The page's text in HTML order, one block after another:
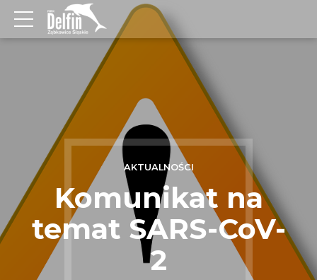
AKTUALNOŚCI
Komunikat na
temat SARS-CoV-
2